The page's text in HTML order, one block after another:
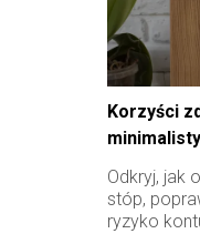
Korzyści
Odkryj, jak
stóp,
ryzyko